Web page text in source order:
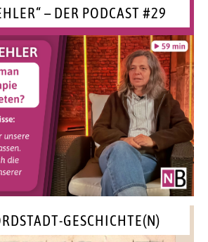
– DER PODCAST #29
GESCHICHTE(N)